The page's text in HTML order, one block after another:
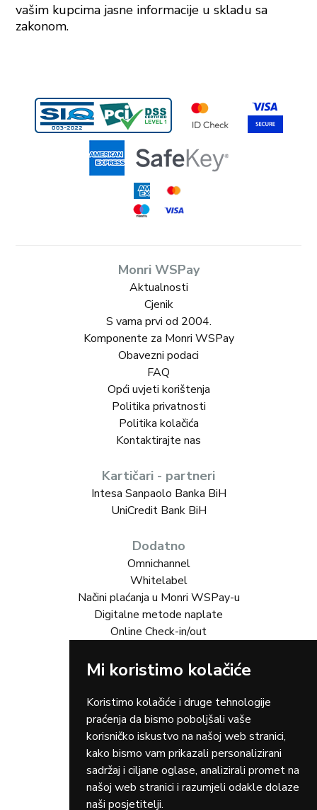
Mi koristimo kolačiće
Koristimo kolačiće i druge tehnologije
praćenja da bismo poboljšali vaše
korisničko iskustvo na našoj web stranici,
kako bismo vam prikazali personalizirani
sadržaj i ciljane oglase, analizirali promet na
našoj web stranici i razumjeli odakle dolaze
naši posjetitelji.
vašim kupcima jasne informacije u skladu sa
zakonom.
Monri WSPay
Aktualnosti
Cjenik
S vama prvi od 2004.
Komponente za Monri WSPay
Obavezni podaci
FAQ
Opći uvjeti korištenja
Politika privatnosti
Politika kolačića
Kontaktirajte nas
Kartičari - partneri
Intesa Sanpaolo Banka BiH
UniCredit Bank BiH
Dodatno
Omnichannel
Whitelabel
Načini plaćanja u Monri WSPay-u
Digitalne metode naplate
Online Check-in/out
Rješenja za vas
Turizam
Gastro
Rent-a-car
Dostava
Zdravstvo
Osiguranja
Taxi